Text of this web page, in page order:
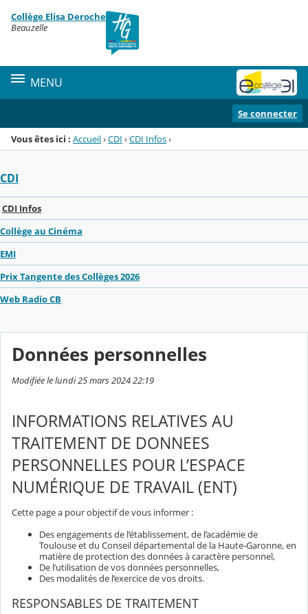
Menu de la rubrique
Contenu
Collège Elisa Deroche
Beauzelle
MENU
Se connecter
Vous êtes ici : Accueil›CDI ›CDI Infos›
CDI
CDI Infos
Collège au Cinéma
EMI
Prix Tangente des Collèges 2026
Web Radio CB
Données personnelles
Modifiée le lundi 25 mars 2024 22:19
INFORMATIONS RELATIVES AU
TRAITEMENT DE DONNEES
PERSONNELLES POUR L’ESPACE
NUMÉRIQUE DE TRAVAIL (ENT)
Cette page a pour objectif de vous informer :
Des engagements de l’établissement, de l’académie de
Toulouse et du Conseil départemental de la Haute-Garonne, en
matière de protection des données à caractère personnel,
De l’utilisation de vos données personnelles,
Des modalités de l’exercice de vos droits.
RESPONSABLES DE TRAITEMENT